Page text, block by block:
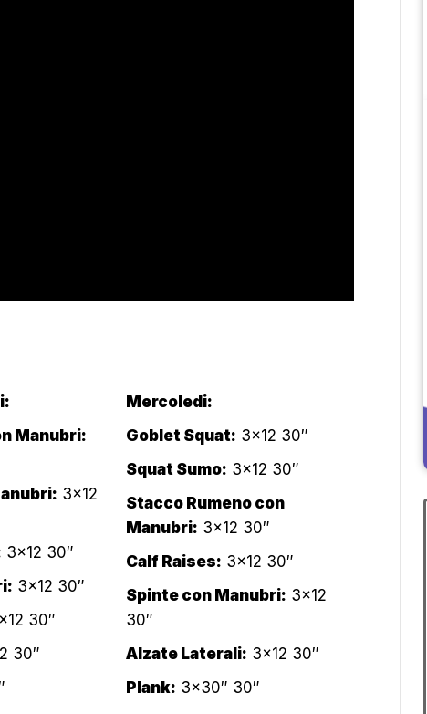
Manubri:
3×12
3×12 30″
3×12 30″
30″
30″
Mercoledi:
Goblet Squat: 3×12 30″
Squat Sumo: 3×12 30″
Stacco Rumeno con
Manubri: 3×12 30″
Calf Raises: 3×12 30″
Spinte con Manubri: 3×12
30″
Alzate Laterali: 3×12 30″
Plank: 3×30″ 30″